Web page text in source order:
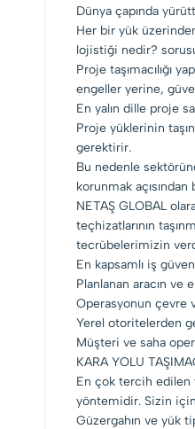
Dünya çapında
Her bir yük
lojistiği nedir?
Proje taşımacılığı
engeller yerine,
En yalın dille proje
Proje yüklerinin
gerektirir.
Bu nedenle
korunmak
NETAŞ GLOBAL
teçhizatlarının
tecrübelerimizin
En kapsamlı iş
Planlanan aracın
Operasyonun çevre
Yerel otoritelerden
Müşteri ve saha
KARA YOLU
En çok tercih edilen
yöntemidir. Sizin
Güzergahın ve yük